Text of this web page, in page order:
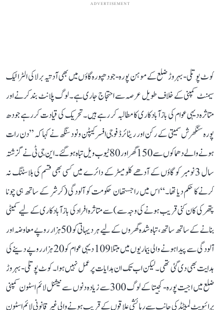
ADVERTISEMENT
کوٹ پوتلی-بہروڑ ضلع کے موہن پورہ-جودھپورہ گاؤں میں بھی آدتیہ برلا کی الٹرا ٹیک
سیمنٹ کمپنی کے خلاف طویل عرصہ سے احتجاج جاری ہے۔ لوگ پلانٹ بند کرنے اور
متاثرہ دیہی عوام کی بازآبادکاری کا مطالبہ کر رہے ہیں۔ تحریک کی قیادت کر رہے جودھ
پورہ سنگھرش سمیتی کے رکن اور ریٹائرڈ فوجی افسر کیپٹن ونود سنگھ نے کہا کہ ’’دن رات
ہونے والے دھماکوں سے 150 گھر اور 80 ٹیوب ویل تباہ ہو گئے۔ این جی ٹی نے گزشتہ
سال 3 نومبر کو گاؤں کے آدھے کلومیٹر کے دائرے میں کسی بھی قسم کی بلاسٹنگ نہ
کرنے کا حکم دیا تھا۔‘‘ اس میں راجستھان حکومت کو آلودگی (کرشر کے ساتھ ہی چونا
پتھر کی کان کنی قریب ہونے کی وجہ سے) سے متاثرہ افراد کی بازآبادکاری کے لیے کمیٹی
بنانے کے ساتھ ساتھ، تباہ شدہ گھروں کے لیے ہر دیہاتی کو 50 ہزار روپے معاوضہ اور
آلودگی سے پیدا ہونے والی بیماریوں میں مبتلا 109 دیہی عوام کو 20 ہزار روپے دینے کی
ہدایت بھی دی گئی تھی۔ لیکن اب تک ان ہدایات پر عمل نہیں ہوا۔ کوٹ پوتلی-بہروڑ
ضلع میں اجیت پورہ-کجیتا کے لوگ 300 سے زیادہ دنوں سے نیشنل لائم اسٹون کمپنی
پرائیویٹ لمیٹڈ کی جانب سے رہائشی علاقوں کے قریب ہونے والی غیر قانونی لائم اسٹون